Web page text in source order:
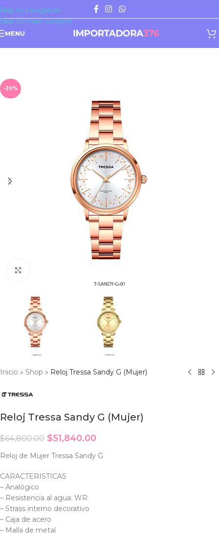
Skip to navigation
Skip to main content
MENU
-20%
Inicio » Shop » Reloj Tressa Sandy G (Mujer)
Reloj Tressa Sandy G (Mujer)
$64,800.00 $51,840.00
Reloj de Mujer Tressa Sandy G
CARACTERISTICAS
– Analógico
– Resistencia al agua: WR
– Strass interno decorativo
– Caja de acero
– Malla de metal